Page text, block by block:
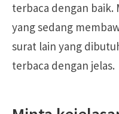
terbaca dengan baik.
yang sedang
surat lain yang
terbaca dengan jelas.